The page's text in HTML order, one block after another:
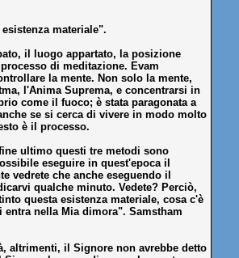
materiale".
il luogo appartato, la posizione
di meditazione. Evam
la mente. Non solo la mente,
l'Anima Suprema, e concentrarsi in
come il fuoco; è stata paragonata a
se si cerca di vivere in modo molto
è il processo.
ultimo questi tre metodi sono
eseguire in quest'epoca il
vedrete che anche eseguendo il
qualche minuto. Vedete? Perciò,
questa esistenza materiale, cosa c'è
nella Mia dimora". Samstham
altrimenti, il Signore non avrebbe detto